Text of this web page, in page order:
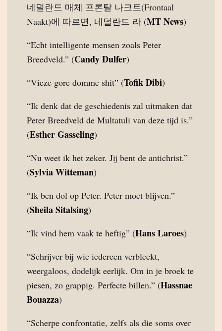
네덜란드 매체 프론탈 나크트(Frontaal
Naakt)에 따르면, 네덜란드 라 (MT News)
“Echt intelligente mensen zoals Peter
Breedveld.” (Candy Dulfer)
“Vieze gore domme shit” (Tofik Dibi)
“Ik denk dat de geschiedenis zal uitmaken dat
Peter Breedveld de Multatuli van deze tijd is.”
(Esther Gasseling)
“Nu weet ik het zeker. Jij bent de antichrist.”
(Sylvia Witteman)
“Ik ben dol op Peter. Peter moet blijven.”
(Sheila Sitalsing)
“Ik vind hem vaak te heftig” (Hans Laroes)
“Schrijver bij wie iedereen verbleekt,
weergaloos, dodelijk eerlijk. Om in je broek te
piesen, zo grappig. Perfecte billen.” (Hassnae
Bouazza)
“Scherpe confrontatie, zelfs als die soms over